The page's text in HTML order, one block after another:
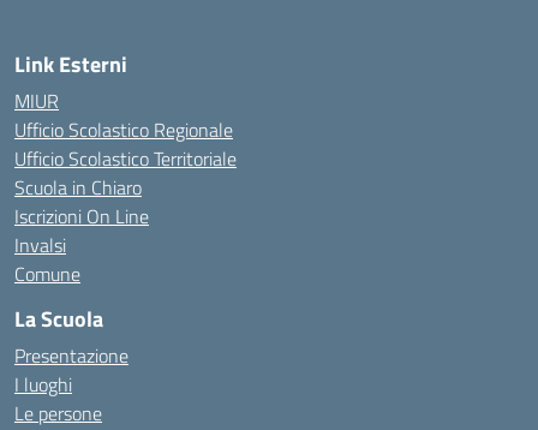
Link Esterni
MIUR
Ufficio Scolastico Regionale
Ufficio Scolastico Territoriale
Scuola in Chiaro
Iscrizioni On Line
Invalsi
Comune
La Scuola
Presentazione
I luoghi
Le persone